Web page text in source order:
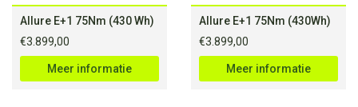
Allure E+1 75Nm (430 Wh)
€3.899,00
Meer informatie
Allure E+1 75Nm (430Wh)
€3.899,00
Meer informatie